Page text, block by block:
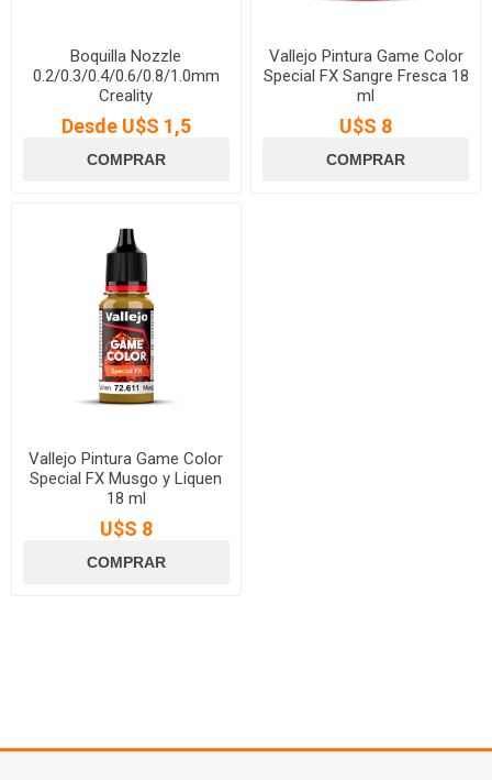
Boquilla Nozzle
0.2/0.3/0.4/0.6/0.8/1.0mm
Creality
Desde U$S 1,5
Vallejo Pintura Game Color
Special FX Sangre Fresca 18
ml
U$S 8
Vallejo Pintura Game Color
Special FX Musgo y Liquen
18 ml
U$S 8